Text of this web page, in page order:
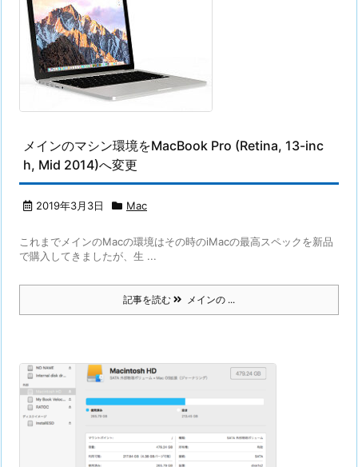
メインのマシン環境をMacBook Pro (Retina, 13-inc
h, Mid 2014)へ変更
2019年3月3日 Mac
これまでメインのMacの環境はその時のiMacの最高スペックを新品
で購入してきましたが、生 ...
記事を読む メインの ...